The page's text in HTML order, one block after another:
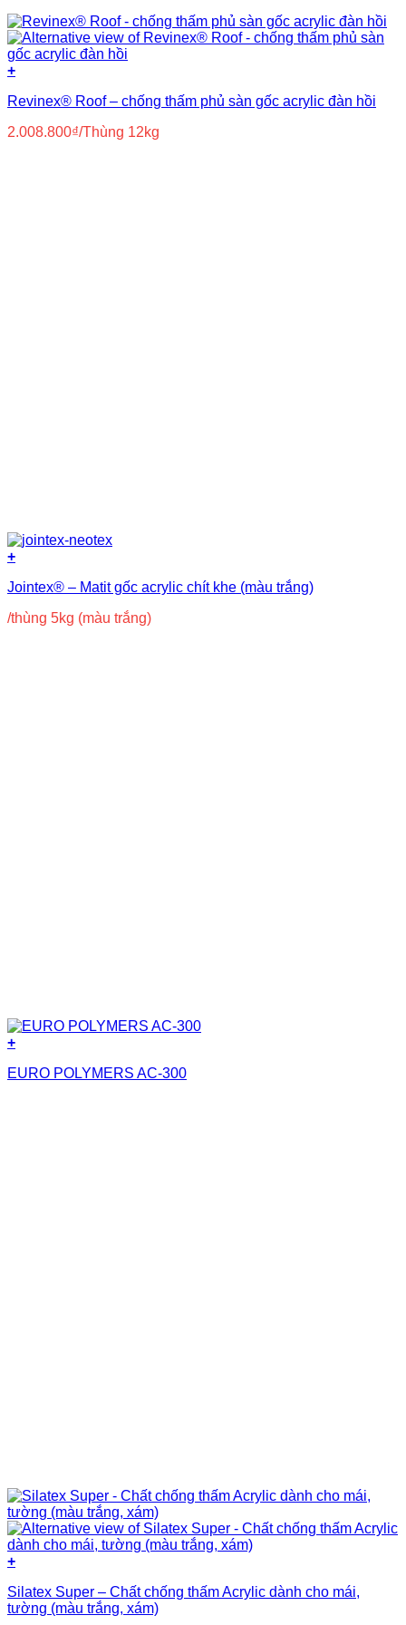
+
Revinex® Roof – chống thấm phủ sàn gốc acrylic đàn hồi
2.008.800₫/Thùng 12kg
+
Jointex® – Matit gốc acrylic chít khe (màu trắng)
/thùng 5kg (màu trắng)
+
EURO POLYMERS AC-300
+
Silatex Super – Chất chống thấm Acrylic dành cho mái,
tường (màu trắng, xám)